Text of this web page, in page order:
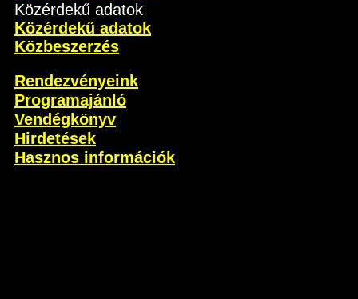
Közérdekű adatok
Közérdekű adatok
Közbeszerzés
Rendezvényeink
Programajánló
Vendégkönyv
Hirdetések
Hasznos információk